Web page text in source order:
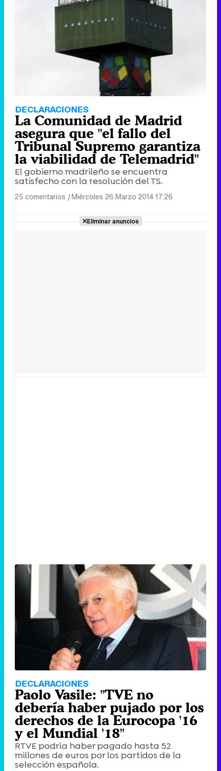
DECLARACIONES
La Comunidad de Madrid
asegura que "el fallo del
Tribunal Supremo garantiza
la viabilidad de Telemadrid"
El gobierno madrileño se encuentra
satisfecho con la resolución del TS.
25 comentarios |Miércoles 26 Marzo 2014 17:26
Eliminar anuncios
DECLARACIONES
Paolo Vasile: "TVE no
debería haber pujado por los
derechos de la Eurocopa '16
y el Mundial '18"
RTVE podría haber pagado hasta 52
millones de euros por los partidos de la
selección española.